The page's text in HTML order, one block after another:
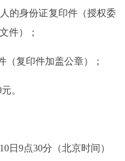
的身份证复印件（授权委
件）；
复印件加盖公章）；
。
9点30分（北京时间）